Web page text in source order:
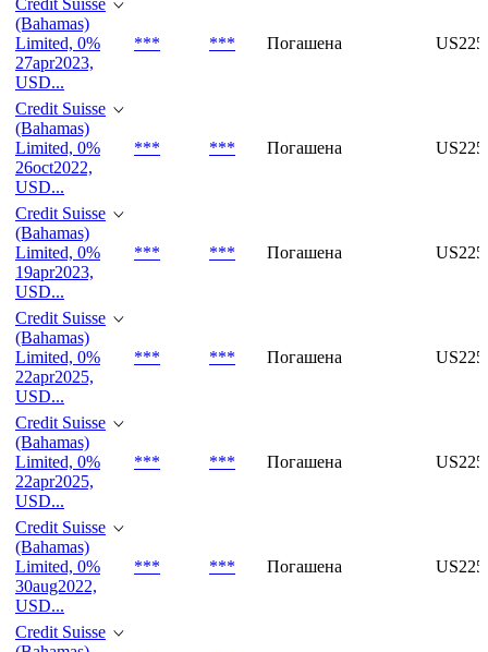
Credit Suisse
(Bahamas)
Limited, 0%
27apr2023,
USD...
*** *** Погашена
Credit Suisse
(Bahamas)
Limited, 0%
26oct2022,
USD...
*** *** Погашена
Credit Suisse
(Bahamas)
Limited, 0%
19apr2023,
USD...
*** *** Погашена
Credit Suisse
(Bahamas)
Limited, 0%
22apr2025,
USD...
*** *** Погашена
Credit Suisse
(Bahamas)
Limited, 0%
22apr2025,
USD...
*** *** Погашена
Credit Suisse
(Bahamas)
Limited, 0%
30aug2022,
USD...
*** *** Погашена
Credit Suisse